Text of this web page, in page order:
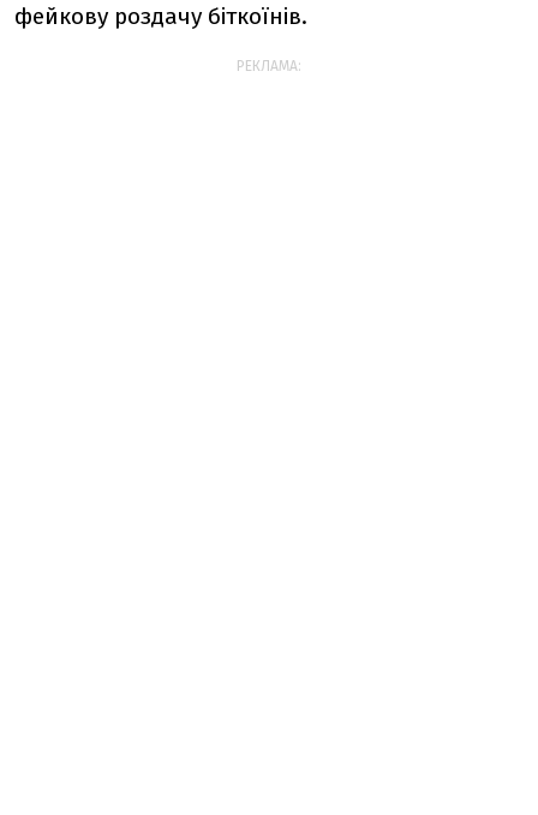
фейкову роздачу біткоїнів.
РЕКЛАМА: